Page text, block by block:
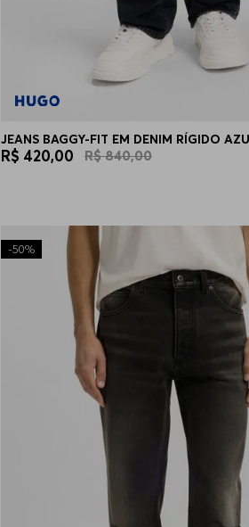
JEANS BAGGY-FIT EM DENIM RÍGIDO
R$ 420,00 R$ 840,00
-50%